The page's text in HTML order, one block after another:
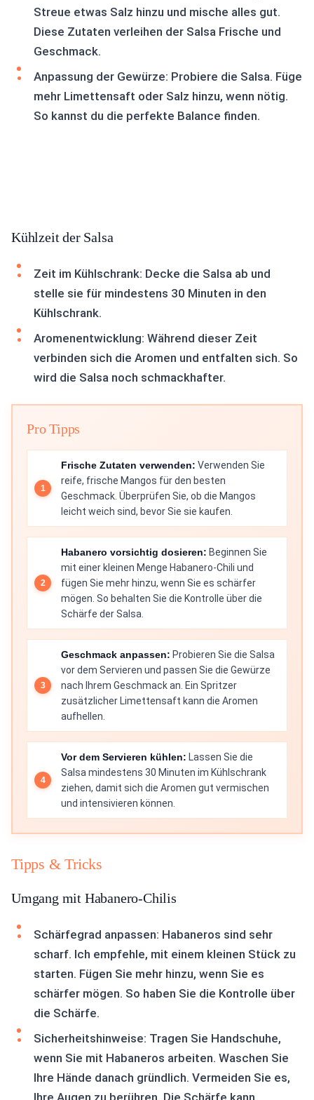
Streue etwas Salz hinzu und mische alles gut.
Diese Zutaten verleihen der Salsa Frische und
Geschmack.
Anpassung der Gewürze: Probiere die Salsa. Füge
mehr Limettensaft oder Salz hinzu, wenn nötig.
So kannst du die perfekte Balance finden.
Kühlzeit der Salsa
Zeit im Kühlschrank: Decke die Salsa ab und
stelle sie für mindestens 30 Minuten in den
Kühlschrank.
Aromenentwicklung: Während dieser Zeit
verbinden sich die Aromen und entfalten sich. So
wird die Salsa noch schmackhafter.
Pro Tipps
Frische Zutaten verwenden: Verwenden Sie
reife, frische Mangos für den besten
Geschmack. Überprüfen Sie, ob die Mangos
leicht weich sind, bevor Sie sie kaufen.
Habanero vorsichtig dosieren: Beginnen Sie
mit einer kleinen Menge Habanero-Chili und
fügen Sie mehr hinzu, wenn Sie es schärfer
mögen. So behalten Sie die Kontrolle über die
Schärfe der Salsa.
Geschmack anpassen: Probieren Sie die Salsa
vor dem Servieren und passen Sie die Gewürze
nach Ihrem Geschmack an. Ein Spritzer
zusätzlicher Limettensaft kann die Aromen
aufhellen.
Vor dem Servieren kühlen: Lassen Sie die
Salsa mindestens 30 Minuten im Kühlschrank
ziehen, damit sich die Aromen gut vermischen
und intensivieren können.
Tipps & Tricks
Umgang mit Habanero-Chilis
Schärfegrad anpassen: Habaneros sind sehr
scharf. Ich empfehle, mit einem kleinen Stück zu
starten. Fügen Sie mehr hinzu, wenn Sie es
schärfer mögen. So haben Sie die Kontrolle über
die Schärfe.
Sicherheitshinweise: Tragen Sie Handschuhe,
wenn Sie mit Habaneros arbeiten. Waschen Sie
Ihre Hände danach gründlich. Vermeiden Sie es,
Ihre Augen zu berühren. Die Schärfe kann